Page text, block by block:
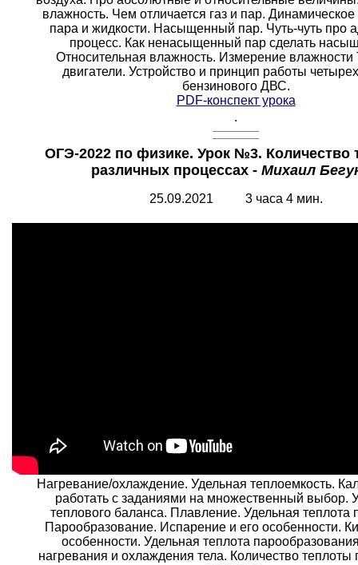
влажность. Чем отличается газ и пар.
пара и жидкости. Насыщенный пар. Чуть-чуть про
процесс. Как ненасыщенный пар сделать
Относительная влажность. Измерение
двигатели. Устройство и принцип работы
бензинового ДВС.
PDF-конспект урока
.
ОГЭ-2022 по физике. Урок №3. Количество
различных процессах - Михаил
25.09.2021 3 часа 4 мин.
Нагревание/охлаждение. Удельная теплоемкость.
работать с заданиями на множественный выбор.
теплового баланса. Плавление. Удельная теплота
Парообразование. Испарение и его особенности.
особенности. Удельная теплота
нагревания и охлаждения тела. Количество теплоты